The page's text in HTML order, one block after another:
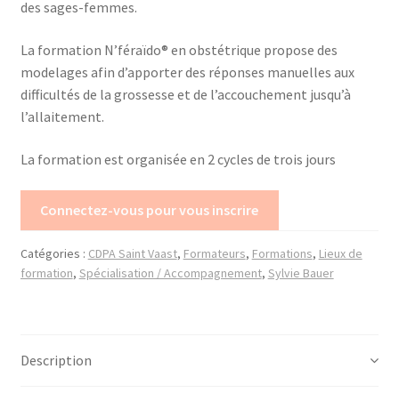
Trouver mon attestation
des sages-femmes.
La formation N’féraïdo® en obstétrique propose des
modelages afin d’apporter des réponses manuelles aux
difficultés de la grossesse et de l’accouchement jusqu’à
l’allaitement.
La formation est organisée en 2 cycles de trois jours
Connectez-vous pour vous inscrire
Catégories : CDPA Saint Vaast, Formateurs, Formations, Lieux de
formation, Spécialisation / Accompagnement, Sylvie Bauer
Description